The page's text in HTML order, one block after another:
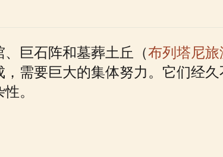
巨石阵和墓葬土丘（布列塔尼旅
需要巨大的集体努力。它们经
。